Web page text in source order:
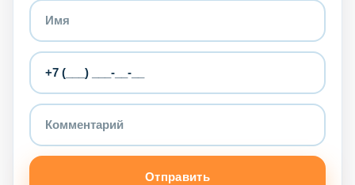
Отправить